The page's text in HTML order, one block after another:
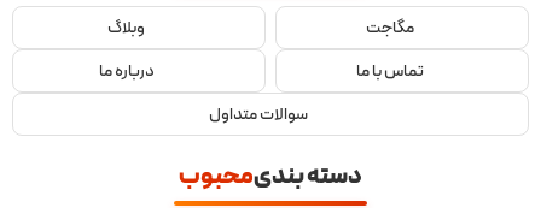
مگاجت
وبلاگ
تماس با ما
درباره ما
سوالات متداول
دسته بندیمحبوب